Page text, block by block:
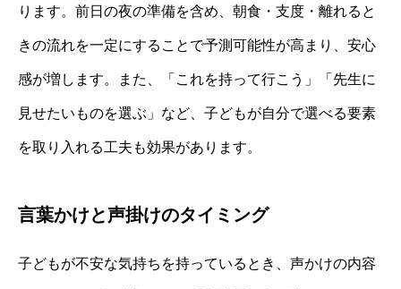
ります。前日の夜の準備を含め、朝食・支度・離れると
きの流れを一定にすることで予測可能性が高まり、安心
感が増します。また、「これを持って行こう」「先生に
見せたいものを選ぶ」など、子どもが自分で選べる要素
を取り入れる工夫も効果があります。
言葉かけと声掛けのタイミング
子どもが不安な気持ちを持っているとき、声かけの内容